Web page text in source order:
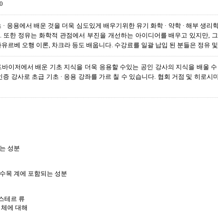
· 응용에서 배운 것을 더욱 심도있게 배우기위한 유기 화학 · 약학 · 해부 생리
또한 정유는 화학적 관점에서 부진을 개선하는 아이디어를 배우고 있지만,
르베 오행 이론, 차크라 등도 배웁니다. 수강료를 일괄 납입 된 분들은 정유
바이저에서 배운 기초 지식을 더욱 응용할 수있는 공인 강사의 지식을 배울
증 강사로 초급 기초 · 응용 강좌를 가르 칠 수 있습니다. 협회 거점 및 히로시
성분
목 계에 포함되는 성분
테르 류
에 대해